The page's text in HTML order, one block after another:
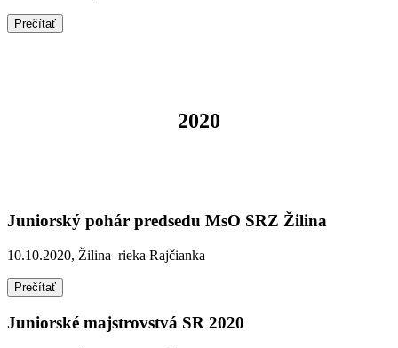
Prečítať
2020
Juniorský pohár predsedu MsO SRZ Žilina
10.10.2020, Žilina–rieka Rajčianka
Prečítať
Juniorské majstrovstvá SR 2020